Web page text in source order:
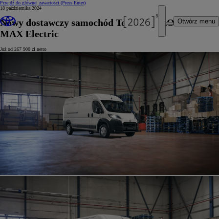
Przejdź do głównej zawartości (Press Enter)
Otwórz menu
18 października 2024
Nowy dostawczy samochód Toyoty – PROACE
MAX Electric
Już od 267 900 zł netto